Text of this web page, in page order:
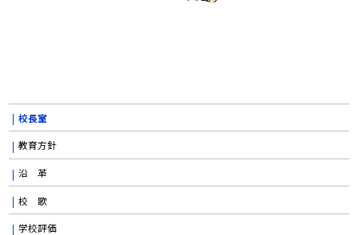
校長室
教育方針
沿 革
校 歌
学校評価